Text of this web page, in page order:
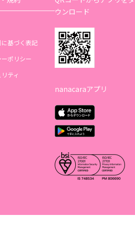
基づく表記
ポリシー
ティ
ウンロード
nanacaraアプリ